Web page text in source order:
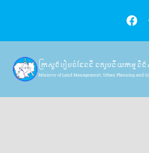
content
ក្រសួងរៀបចំដែនដី នគរូបនីយកម្ម
Ministry of Land Management, Urban Planning and